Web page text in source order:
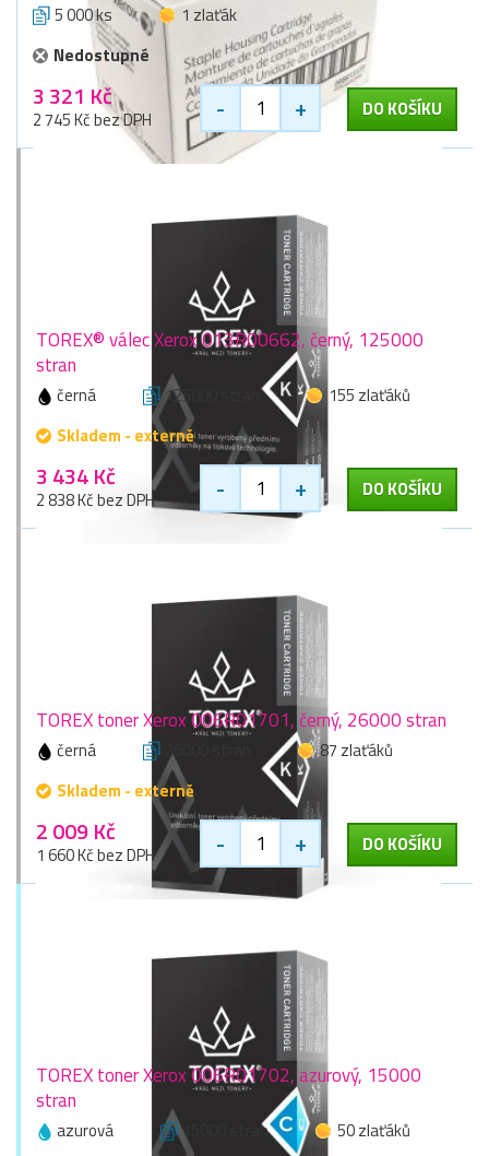
5 000 ks
1 zlaťák
Nedostupné
3 321 Kč
2 745 Kč bez DPH - + DO KOŠÍKU
TOREX® válec Xerox 013R00662, černý, 125000
stran
černá 125000 stran
155 zlaťáků
Skladem - externě
3 434 Kč
2 838 Kč bez DPH - + DO KOŠÍKU
TOREX toner Xerox 006R01701, černý, 26000 stran
černá 26000 stran
87 zlaťáků
Skladem - externě
2 009 Kč
1 660 Kč bez DPH - + DO KOŠÍKU
TOREX toner Xerox 006R01702, azurový, 15000
stran
azurová 15000 stran
50 zlaťáků